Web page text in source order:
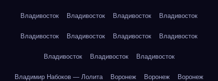
Владивосток Владивосток Владивосток Владивосток
Владивосток Владивосток Владивосток Владивосток
Владивосток Владивосток Владивосток
Владимир Набоков — Лолита Воронеж Воронеж Воронеж